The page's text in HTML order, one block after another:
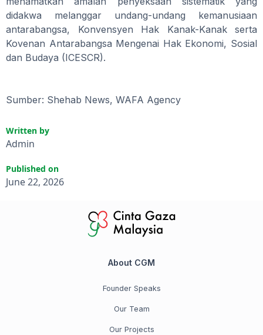
didakwa melanggar undang-undang kemanusiaan
antarabangsa, Konvensyen Hak Kanak-Kanak serta
Kovenan Antarabangsa Mengenai Hak Ekonomi, Sosial
dan Budaya (ICESCR).
Sumber: Shehab News, WAFA Agency
Written by
Admin
Published on
June 22, 2026
About CGM
Founder Speaks
Our Team
Our Projects